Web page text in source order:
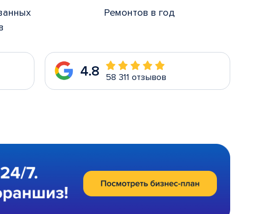
Ремонтов в год
4.8 58 311 отзывов